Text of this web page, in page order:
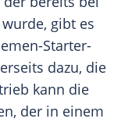
gibt es
Starter-
dazu, die
kann die
der in einem